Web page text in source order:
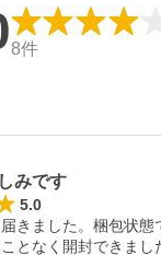
8件
みです
5.0
きました。梱包状
となく開封できま